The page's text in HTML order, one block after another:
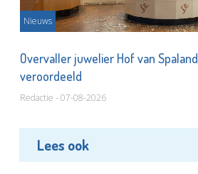
Nieuws
Overvaller juwelier Hof van Spaland
veroordeeld
Redactie - 07-08-2026
Lees ook